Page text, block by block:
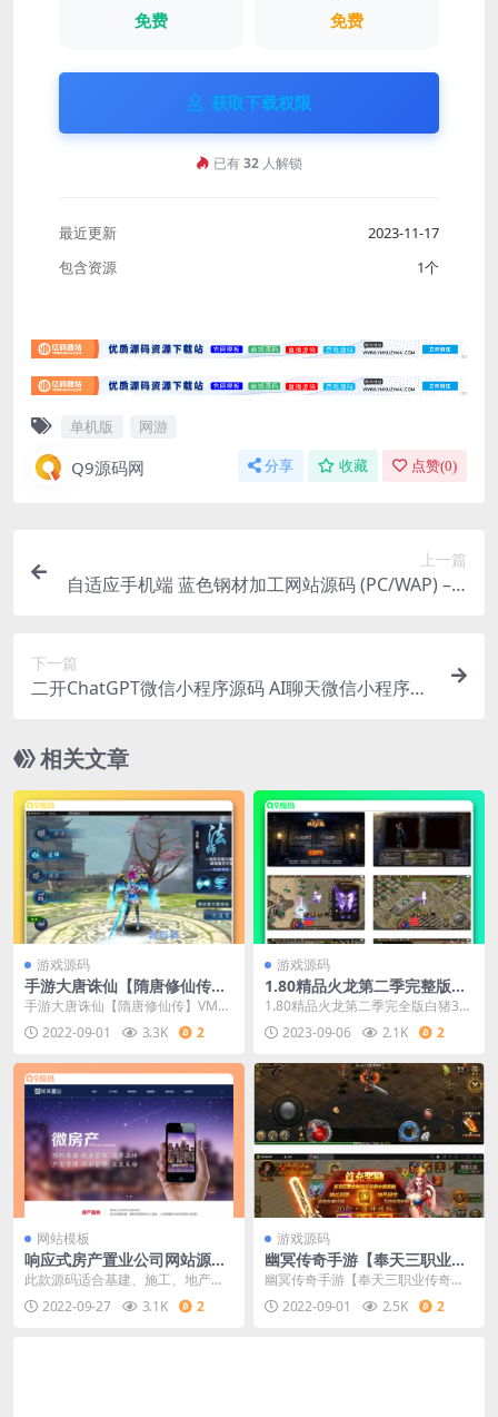
免费 免费
获取下载权限
已有32人解锁
最近更新
2023-11-17
包含资源
1个
单机版 网游
Q9源码网 分享 收藏 点赞(0)
上一篇
自适应手机端 蓝色钢材加工网站源码 (PC/WAP) – p
下一篇
二开ChatGPT微信小程序源码 AI聊天微信小程序源
相关文章
游戏源码
手游大唐诛仙【隋唐修仙传】
VM一键即玩效劳端+GM模式
+视频教程
手游大唐诛仙【隋唐修仙传】VM一
键即玩服务端+GM模式+视频教程
2022-09-01 3.3K 2
游戏源码
1.80精品火龙第二季完整版白
猪3_经典战神引擎PK类传奇手
游_Win服务端源码
1.80精品火龙第二季完全版白猪3_
经典战神引擎PK类传奇手游_Win效
劳端代码...
2023-09-06 2.1K 2
网站模板
响应式房产置业公司网站源码
自适应PC和手机端 ThinkPHP
内核
此款源码适合基建、施工、地产、
物业等房地产类企业拿来做自己的
企业官网，前端采用自
2022-09-27 3.1K 2
游戏源码
幽冥传奇手游【奉天三职业传
奇】最新整顿Win半手工效劳
端+GM后端+经营后端+安卓苹
果PC三端
幽冥传奇手游【奉天三职业传奇】
最新整理Win半手工服务端+GM后
台+运营后台+安
2022-09-01 2.5K 2